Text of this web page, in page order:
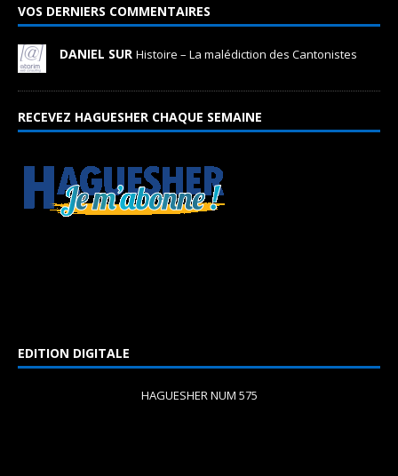
VOS DERNIERS COMMENTAIRES
DANIEL SUR Histoire – La malédiction des Cantonistes
RECEVEZ HAGUESHER CHAQUE SEMAINE
EDITION DIGITALE
HAGUESHER NUM 575